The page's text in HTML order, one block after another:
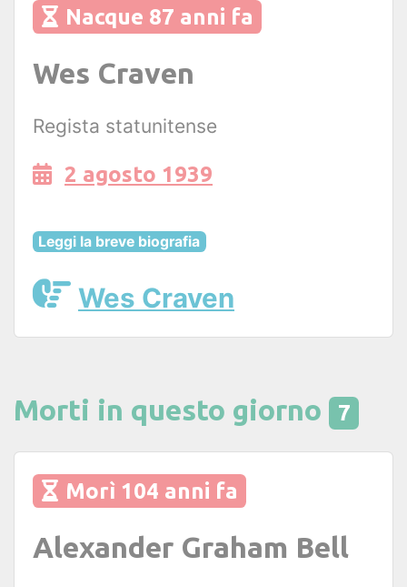
Nacque 87 anni fa
Wes Craven
Regista statunitense
2 agosto 1939
Leggi la breve biografia
Wes Craven
Morti in questo giorno 7
Morì 104 anni fa
Alexander Graham Bell